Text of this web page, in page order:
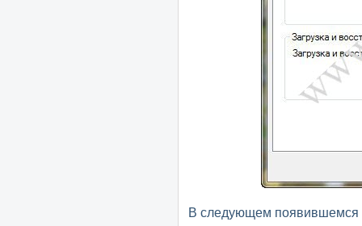
В следующем появившемся